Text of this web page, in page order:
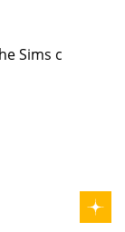
Sims с